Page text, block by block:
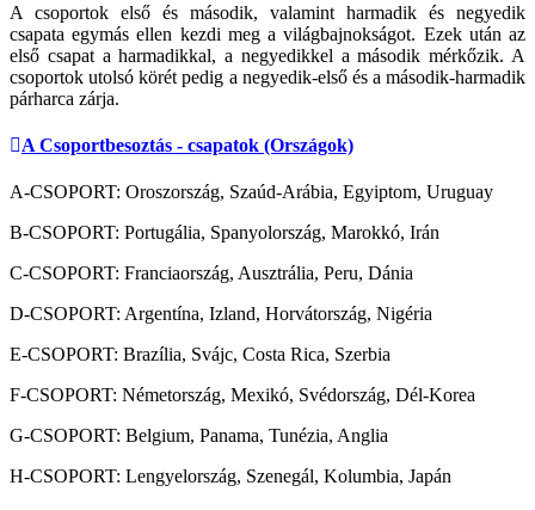
A csoportok első és második, valamint harmadik és negyedik
csapata egymás ellen kezdi meg a világbajnokságot. Ezek után az
első csapat a harmadikkal, a negyedikkel a második mérkőzik. A
csoportok utolsó körét pedig a negyedik-első és a második-harmadik
párharca zárja.
A Csoportbesoztás - csapatok (Országok)
A-CSOPORT: Oroszország, Szaúd-Arábia, Egyiptom, Uruguay
B-CSOPORT: Portugália, Spanyolország, Marokkó, Irán
C-CSOPORT: Franciaország, Ausztrália, Peru, Dánia
D-CSOPORT: Argentína, Izland, Horvátország, Nigéria
E-CSOPORT: Brazília, Svájc, Costa Rica, Szerbia
F-CSOPORT: Németország, Mexikó, Svédország, Dél-Korea
G-CSOPORT: Belgium, Panama, Tunézia, Anglia
H-CSOPORT: Lengyelország, Szenegál, Kolumbia, Japán